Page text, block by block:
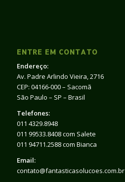
ENTRE EM CONTATO
Endereço:
Av. Padre Arlindo Vieira, 2716
CEP: 04166-000 – Sacomã
São Paulo – SP – Brasil
Telefones:
011 4329.8948
011 99533.8408 com Salete
011 94711.2588 com Bianca
Email:
contato@fantasticasolucoes.com.br